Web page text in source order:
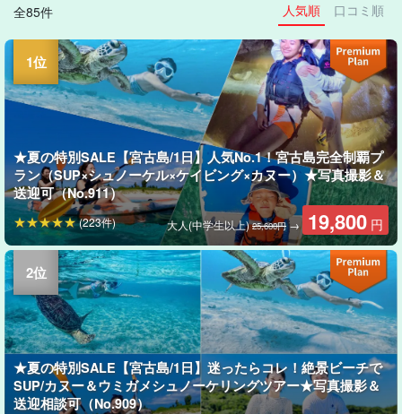
全85件 人気順 口コミ順
★夏の特別SALE【宮古島/1日】人気No.1！宮古島完全制覇プ
ラン（SUP×シュノーケル×ケイビング×カヌー）★写真撮影＆
送迎可（No.911）
大人(中学生以上)25,600円→ 19,800 円
(223件)
★夏の特別SALE【宮古島/1日】迷ったらコレ！絶景ビーチで
SUP/カヌー＆ウミガメシュノーケリングツアー★写真撮影＆
送迎相談可（No.909）